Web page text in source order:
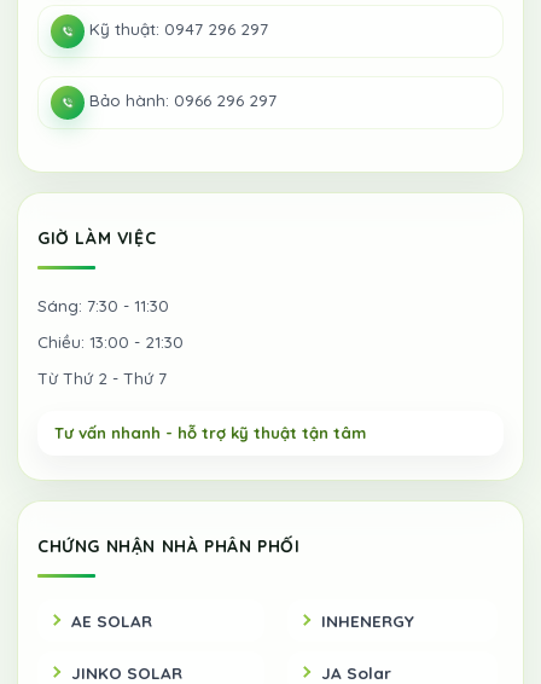
Kỹ thuật: 0947 296 297
Bảo hành: 0966 296 297
GIỜ LÀM VIỆC
Sáng: 7:30 - 11:30
Chiều: 13:00 - 21:30
Từ Thứ 2 - Thứ 7
CHỨNG NHẬN NHÀ PHÂN PHỐI
AE SOLAR
JINKO SOLAR
INHENERGY
JA Solar